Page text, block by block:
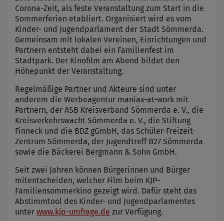
Corona-Zeit, als feste Veranstaltung zum Start in die
Sommerferien etabliert. Organisiert wird es vom
Kinder- und Jugendparlament der Stadt Sömmerda.
Gemeinsam mit lokalen Vereinen, Einrichtungen und
Partnern entsteht dabei ein Familienfest im
Stadtpark. Der Kinofilm am Abend bildet den
Höhepunkt der Veranstaltung.
Regelmäßige Partner und Akteure sind unter
anderem die Werbeagentur maniax-at-work mit
Partnern, der ASB Kreisverband Sömmerda e. V., die
Kreisverkehrswacht Sömmerda e. V., die Stiftung
Finneck und die BDZ gGmbH, das Schüler-Freizeit-
Zentrum Sömmerda, der Jugendtreff B27 Sömmerda
sowie die Bäckerei Bergmann & Sohn GmbH.
Seit zwei Jahren können Bürgerinnen und Bürger
mitentscheiden, welcher Film beim KJP-
Familiensommerkino gezeigt wird. Dafür steht das
Abstimmtool des Kinder- und Jugendparlamentes
unter www.kjp-umfrage.de zur Verfügung.